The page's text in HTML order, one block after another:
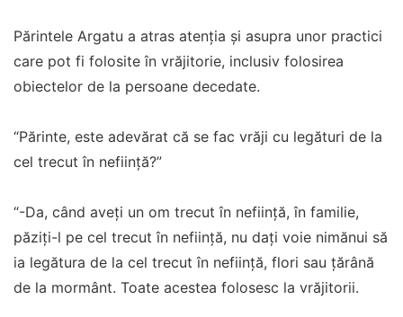
Părintele Argatu a atras atenția și asupra unor practici
care pot fi folosite în vrăjitorie, inclusiv folosirea
obiectelor de la persoane decedate.
“Părinte, este adevărat că se fac vrăji cu legături de la
cel trecut în neființă?”
“-Da, când aveți un om trecut în neființă, în familie,
păziți-l pe cel trecut în neființă, nu dați voie nimănui să
ia legătura de la cel trecut în neființă, flori sau țărână
de la mormânt. Toate acestea folosesc la vrăjitorii.